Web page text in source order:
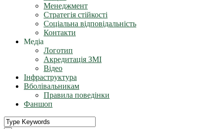
Менеджмент
Стратегія стійкості
Соціальна відповідальність
Контакти
Медіа
Логотип
Акредитація ЗМІ
Відео
Інфраструктура
Вболівальникам
Правила поведінки
Фаншоп